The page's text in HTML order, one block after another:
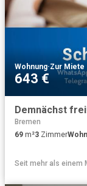
Wohnung·Zur Miete
643 €
Demnächst
Bremen
69 m²3 Zimmer
Seit mehr als einem